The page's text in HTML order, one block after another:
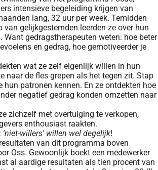
intensieve begeleiding krijgen van
lang, 32 uur per week. Temidden
van gelijkgestemden leerden ze over hun
Want gedragstherapeuten weten: hoe beter
en gedrag, hoe gemotiveerder je
wat ze zelf eigenlijk willen in hun
naar de fles grepen als het tegen zit. Stap
hun patronen kennen. En ze ontdekten hoe
negatief gedrag konden omzetten naar
zichzelf met overtuiging te verkopen,
enthousiast raakten.
'niet-willers' willen wel degelijk!
van dit programma boven
Oss. Gewoonlijk boekt een medewerker
al aardige resultaten als tien procent van